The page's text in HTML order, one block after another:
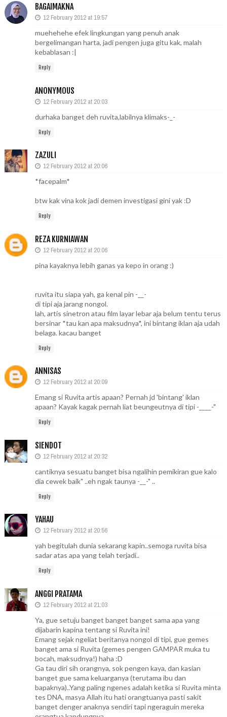
BAGAIMAKNA
12 February 2012 at 19:57
muehehehe efek lingkungan yang penuh anak
bergelimangan harta, jadi pengen juga gitu kak, malah
kebablasan :|
Reply
ANONYMOUS
12 February 2012 at 20:03
durhaka banget deh ruvita,labilnya klimaks-_-
Reply
ZAZULI
12 February 2012 at 20:06
*facepalm*
btw kak vina kok jadi demen investigasi gini yak :D
Reply
REZA KURNIAWAN
12 February 2012 at 20:06
pina kayaknya lebih ganas ya kepo in orang :)
ruvita itu siapa yah, ga kenal pin -__-
di tipi aja jarang nongol.
lah, artis sinetron atau film layar lebar aja belum tentu terus
bersinar *tau kan apa maksudnya*, ini bintang iklan aja udah
belaga. kacau banget
Reply
ANNISAS
12 February 2012 at 20:09
Emang si Ruvita artis apaan? Pernah jd 'bintang' iklan
apaan? Kayak kagak pernah liat beungeutnya di tipi -____-"
Reply
SIENDOT
12 February 2012 at 20:32
cantiknya sesuatu banget bisa ngalihin pemikiran gue kalo
dia cewek baik" ..eh ngak taunya -__-" ..
Reply
YAHAU
12 February 2012 at 20:56
yah begitulah dunia sekarang kapin..semoga ruvita bisa
sadar atas apa yang telah terjadi..
Reply
ANGGI PRATAMA
12 February 2012 at 21:03
Ya, gue setuju banget banget banget sama apa yang
dijabarin kapina tentang si Ruvita ini!
Emang sejak ngeliat beritanya nongol di tipi, gue gemes
banget ama si Ruvita (gemes pengen GAMPAR muka tu
bocah, maksudnya!) haha :D
Ga tau diri sih orangnya, sok pengen kaya, dan kasian
banget gue sama keluarganya (terutama ibu dan
bapaknya)..Yang paling ngenes adalah ketika si Ruvita minta
tes DNA, masya Allah itu hati orangtuanya pasti sakit
banget denger anaknya sendiri tapi ngeraguin mereka